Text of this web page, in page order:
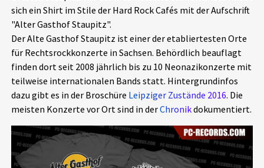
Leipziger Zustände
Schlaglichter
Phänomene
Aktuelles
Alle Beiträge
Veranstaltungen
Über uns
sich ein Shirt im Stile der Hard Rock Cafés mit der Aufschrift
"Alter Gasthof Staupitz".
Der Alte Gasthof Staupitz ist einer der etabliertesten Orte
für Rechtsrockkonzerte in Sachsen. Behördlich beauflagt
finden dort seit 2008 jährlich bis zu 10 Neonazikonzerte mit
teilweise internationalen Bands statt. Hintergrundinfos
dazu gibt es in der Broschüre Leipziger Zustände 2016. Die
meisten Konzerte vor Ort sind in derChronikdokumentiert.